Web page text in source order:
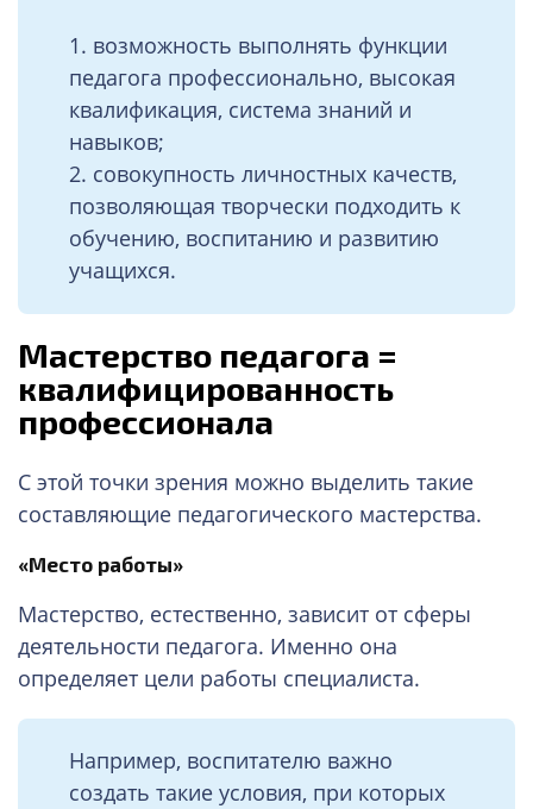
1. возможность выполнять функции
педагога профессионально, высокая
квалификация, система знаний и
навыков;
2. совокупность личностных качеств,
позволяющая творчески подходить к
обучению, воспитанию и развитию
учащихся.
Мастерство педагога =
квалифицированность
профессионала
С этой точки зрения можно выделить такие
составляющие педагогического мастерства.
«Место работы»
Мастерство, естественно, зависит от сферы
деятельности педагога. Именно она
определяет цели работы специалиста.
Например, воспитателю важно
создать такие условия, при которых